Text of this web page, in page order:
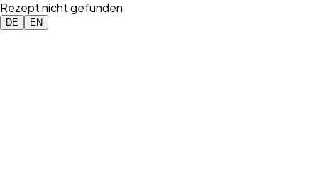
Rezept nicht gefunden
DE EN